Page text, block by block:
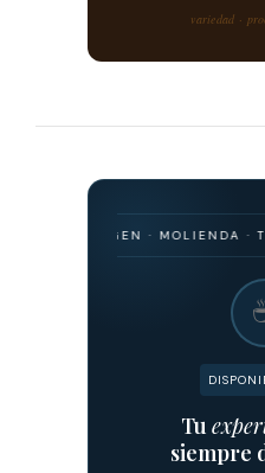
variedad ·
ORIGEN · MOLIENDA ·
Tu
siempre